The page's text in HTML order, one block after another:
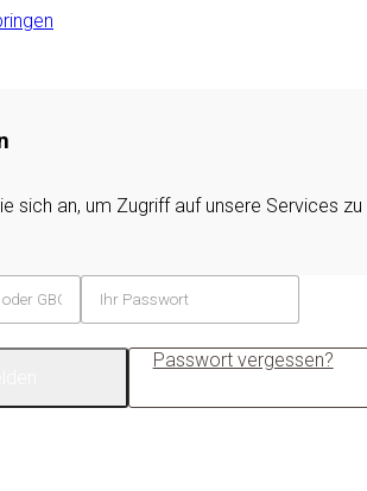
sich an, um Zugriff auf unsere Services zu
Passwort vergessen?